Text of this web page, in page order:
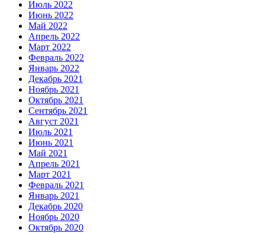
Июль 2022
Июнь 2022
Май 2022
Апрель 2022
Март 2022
Февраль 2022
Январь 2022
Декабрь 2021
Ноябрь 2021
Октябрь 2021
Сентябрь 2021
Август 2021
Июль 2021
Июнь 2021
Май 2021
Апрель 2021
Март 2021
Февраль 2021
Январь 2021
Декабрь 2020
Ноябрь 2020
Октябрь 2020